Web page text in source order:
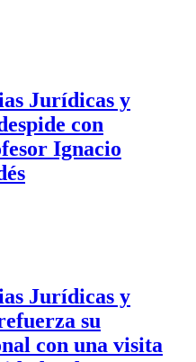
Jurídicas y
con
Ignacio
Jurídicas y
su
con una visita